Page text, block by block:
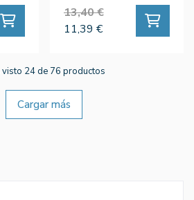
13,40 €
11,39 €
visto 24 de 76 productos
Cargar más